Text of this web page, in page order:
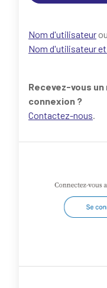
Nom d'utilisateur ou
Nom d'utilisateur
Recevez-vous
connexion ?
Contactez-nous.